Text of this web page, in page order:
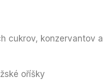
cukrov, konzervantov a
oříšky